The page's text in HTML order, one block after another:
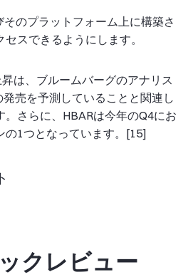
のプラットフォーム上に構築さ
スできるようにします。
は、ブルームバーグのアナリス
発売を予測していることと関連し
。さらに、HBARは今年のQ4にお
の1つとなっています。[15]
クレビュー